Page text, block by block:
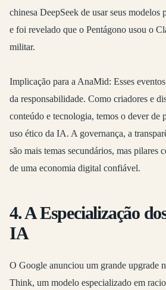
chinesa DeepSeek de usar seus modelos
e foi revelado que o Pentágono usou o
militar.
Implicação para a AnaMid: Esses
da responsabilidade. Como criadores e
conteúdo e tecnologia, temos o dever de
uso ético da IA. A governança, a
são mais temas secundários, mas pilares
de uma economia digital confiável.
4. A Especialização
IA
O Google anunciou um grande upgrade
Think, um modelo especializado em